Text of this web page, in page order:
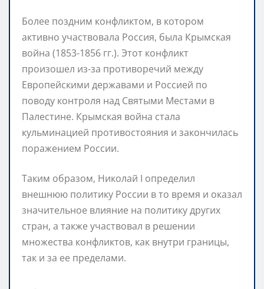
Более поздним конфликтом, в котором
активно участвовала Россия, была Крымская
война (1853-1856 гг.). Этот конфликт
произошел из-за противоречий между
Европейскими державами и Россией по
поводу контроля над Святыми Местами в
Палестине. Крымская война стала
кульминацией противостояния и закончилась
поражением России.
Таким образом, Николай I определил
внешнюю политику России в то время и оказал
значительное влияние на политику других
стран, а также участвовал в решении
множества конфликтов, как внутри границы,
так и за ее пределами.